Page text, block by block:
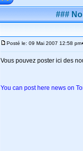
###
Posté le: 09 Mai 2007 12:58 pm
Vous pouvez poster ici des
You can post here news on